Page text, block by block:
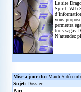
Le site
Spirit, Web
vous
permettra
trois sagas
N’attendez
Mise a jour du: Mardi 5
Sujet: Dossier
Par: